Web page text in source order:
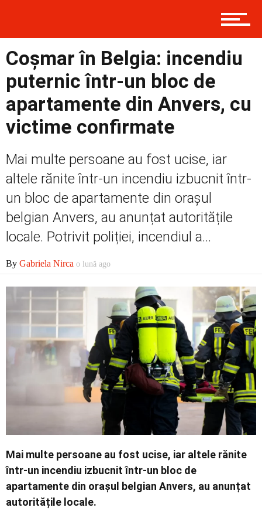
Prima
Politică
Social
Economic
Contact
Coșmar în Belgia: incendiu
puternic într-un bloc de
apartamente din Anvers, cu
victime confirmate
Mai multe persoane au fost ucise, iar
altele rănite într-un incendiu izbucnit într-
un bloc de apartamente din orașul
belgian Anvers, au anunțat autoritățile
locale. Potrivit poliției, incendiul a...
By Gabriela Nirca o lună ago
Mai multe persoane au fost ucise, iar altele rănite
într-un incendiu izbucnit într-un bloc de
apartamente din orașul belgian Anvers, au anunțat
autoritățile locale.